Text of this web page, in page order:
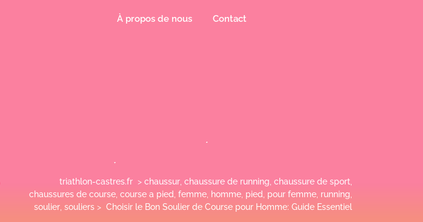
À propos de nous Contact
triathlon-castres.fr > chaussur, chaussure de running, chaussure de sport,
chaussures de course, course a pied, femme, homme, pied, pour femme, running,
soulier, souliers > Choisir le Bon Soulier de Course pour Homme: Guide Essentiel